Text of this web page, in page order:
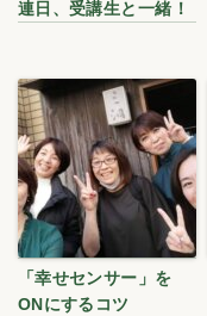
連日、受講生と一緒！
「幸せセンサー」を
ONにするコツ